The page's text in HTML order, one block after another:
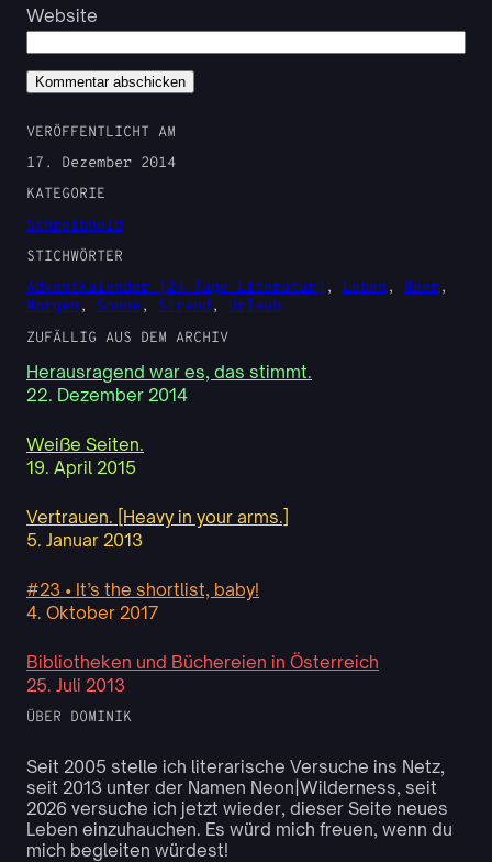
Website
VERÖFFENTLICHT AM
17. Dezember 2014
KATEGORIE
Schreibheld
STICHWÖRTER
Adventkalender [24 Tage Literatur] , Leben , Meer
Morgen , Sonne, Strand , Urlaub
ZUFÄLLIG AUS DEM ARCHIV
Herausragend war es, das stimmt.
22. Dezember 2014
Weiße Seiten.
19. April 2015
Vertrauen. [Heavy in your arms.]
5. Januar 2013
#23 • It’s the shortlist, baby!
4. Oktober 2017
Bibliotheken und Büchereien in Österreich
25. Juli 2013
ÜBER DOMINIK
Seit 2005 stelle ich literarische Versuche ins Netz,
seit 2013 unter der Namen Neon|Wilderness, seit
2026 versuche ich jetzt wieder, dieser Seite neues
Leben einzuhauchen. Es würd mich freuen, wenn du
mich begleiten würdest!